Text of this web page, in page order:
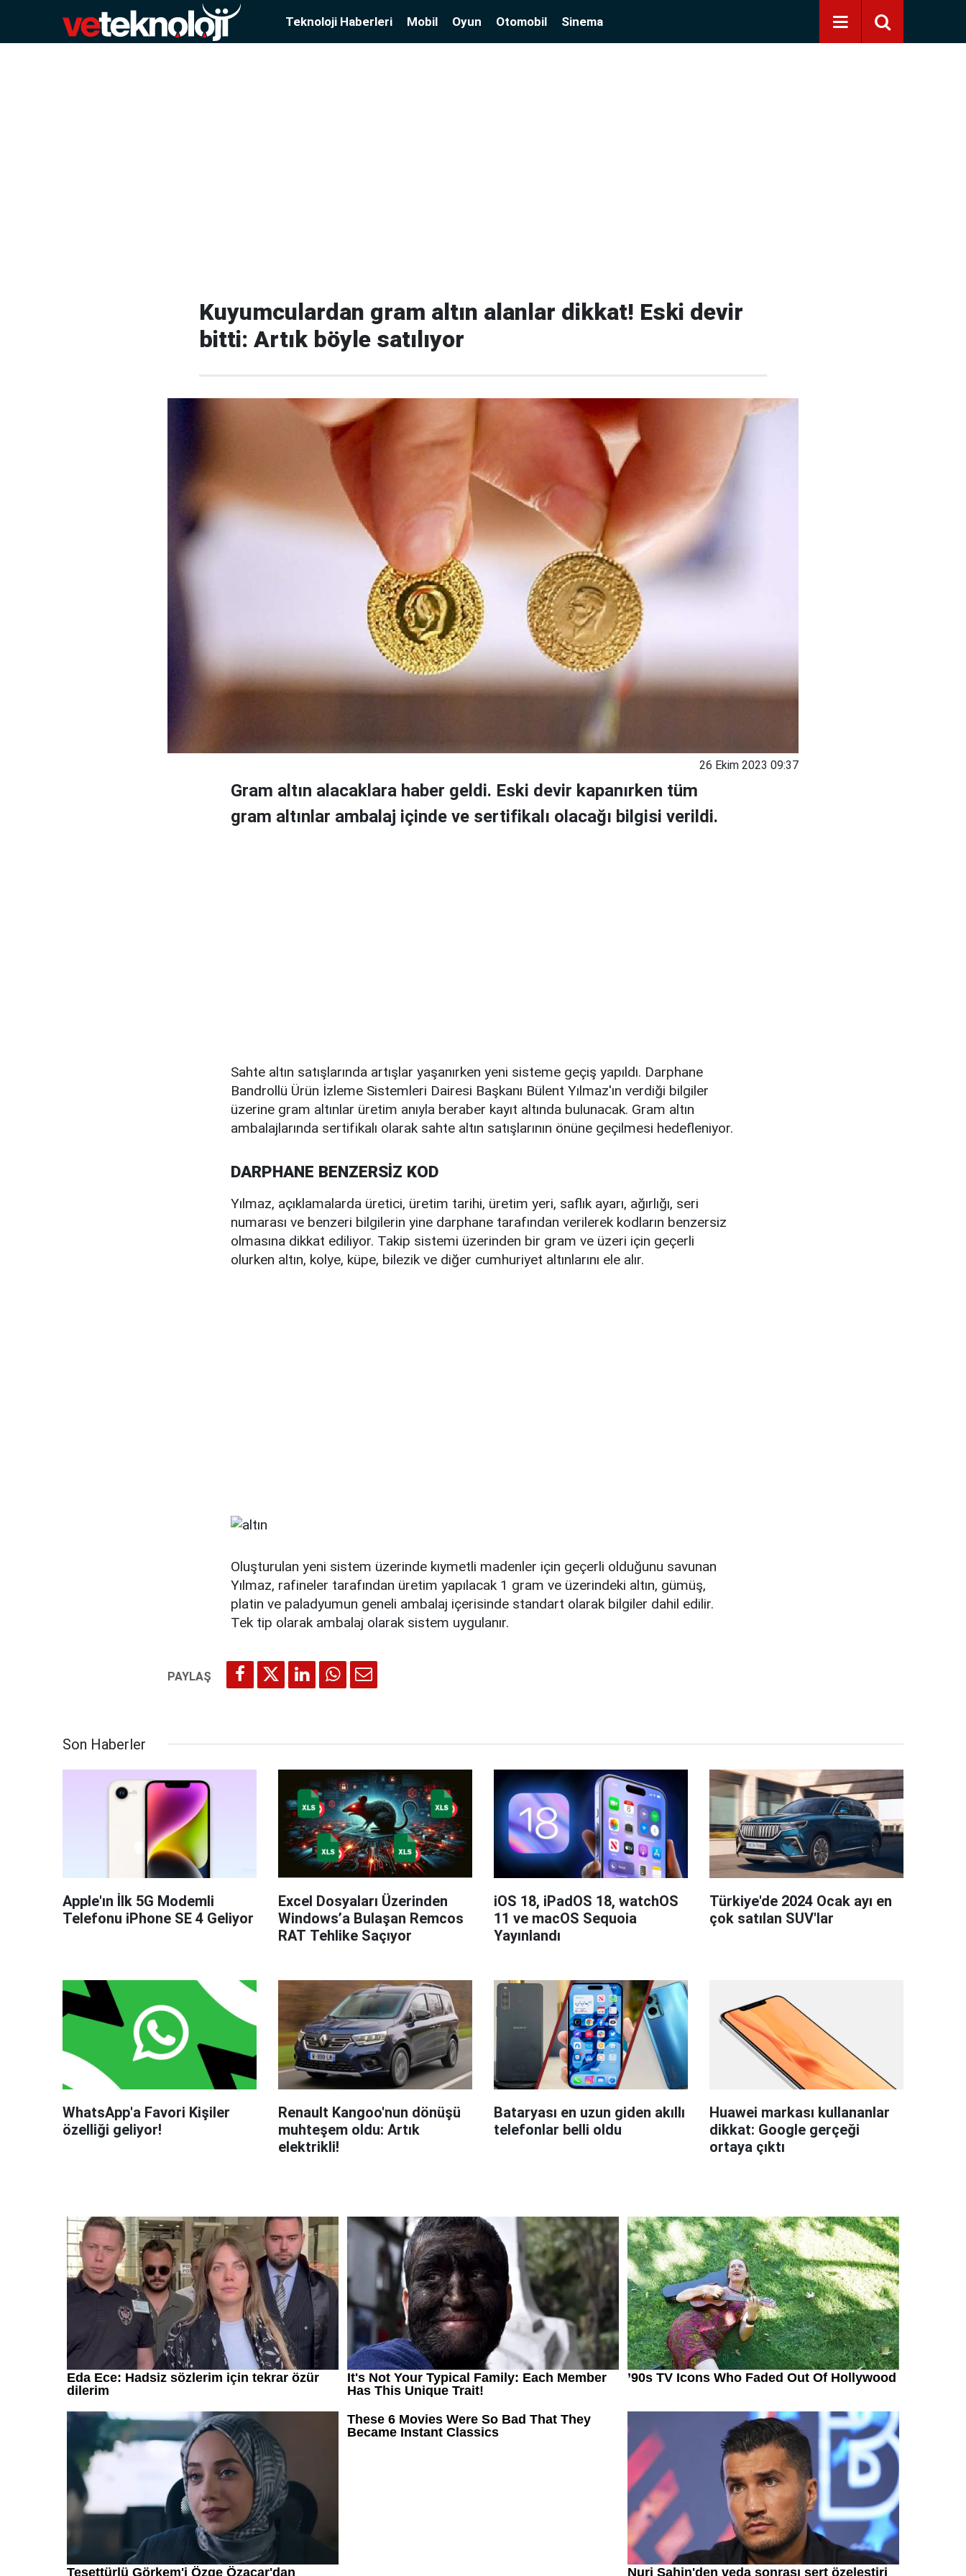
Teknoloji Haberleri Mobil Oyun Otomobil Sinema
Kuyumculardan gram altın alanlar dikkat! Eski devir
bitti: Artık böyle satılıyor
26 Ekim 2023 09:37
Gram altın alacaklara haber geldi. Eski devir kapanırken tüm
gram altınlar ambalaj içinde ve sertifikalı olacağı bilgisi verildi.
Sahte altın satışlarında artışlar yaşanırken yeni sisteme geçiş yapıldı. Darphane
Bandrollü Ürün İzleme Sistemleri Dairesi Başkanı Bülent Yılmaz'ın verdiği bilgiler
üzerine gram altınlar üretim anıyla beraber kayıt altında bulunacak. Gram altın
ambalajlarında sertifikalı olarak sahte altın satışlarının önüne geçilmesi hedefleniyor.
DARPHANE BENZERSİZ KOD
Yılmaz, açıklamalarda üretici, üretim tarihi, üretim yeri, saflık ayarı, ağırlığı, seri
numarası ve benzeri bilgilerin yine darphane tarafından verilerek kodların benzersiz
olmasına dikkat ediliyor. Takip sistemi üzerinden bir gram ve üzeri için geçerli
olurken altın, kolye, küpe, bilezik ve diğer cumhuriyet altınlarını ele alır.
Oluşturulan yeni sistem üzerinde kıymetli madenler için geçerli olduğunu savunan
Yılmaz, rafineler tarafından üretim yapılacak 1 gram ve üzerindeki altın, gümüş,
platin ve paladyumun geneli ambalaj içerisinde standart olarak bilgiler dahil edilir.
Tek tip olarak ambalaj olarak sistem uygulanır.
Son Haberler
Apple'ın İlk 5G Modemli
Telefonu iPhone SE 4 Geliyor
Excel Dosyaları Üzerinden
Windows’a Bulaşan Remcos
RAT Tehlike Saçıyor
iOS 18, iPadOS 18, watchOS
11 ve macOS Sequoia
Yayınlandı
Türkiye'de 2024 Ocak ayı en
çok satılan SUV'lar
WhatsApp'a Favori Kişiler
özelliği geliyor!
Renault Kangoo'nun dönüşü
muhteşem oldu: Artık
elektrikli!
Bataryası en uzun giden akıllı
telefonlar belli oldu
Huawei markası kullananlar
dikkat: Google gerçeği
ortaya çıktı